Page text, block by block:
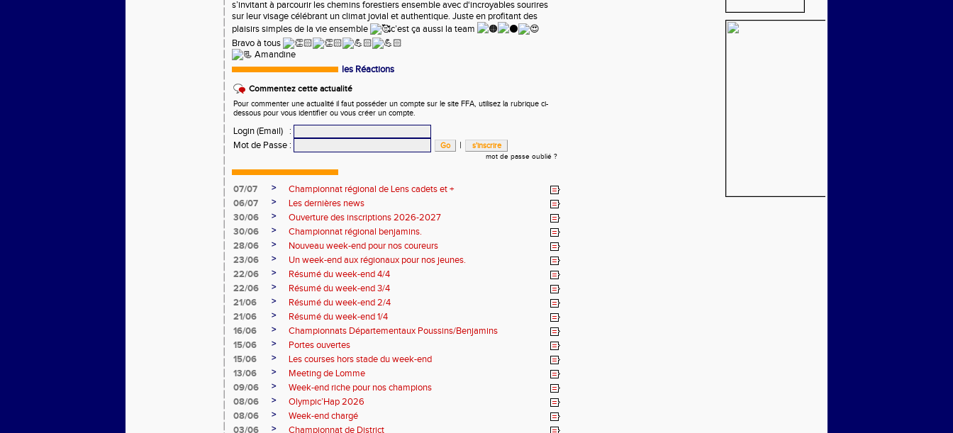
s’invitant à parcourir les chemins forestiers ensemble avec d‘incroyables sourires
sur leur visage célébrant un climat jovial et authentique. Juste en profitant des
plaisirs simples de la vie ensemble
c’est ça aussi la team
Bravo à tous
Amandine
les Réactions
Commentez cette actualité
Pour commenter une actualité il faut posséder un compte sur le site FFA, utilisez la rubrique ci-
dessous pour vous identifier ou vous créer un compte.
Login (Email)
:
Mot de Passe : |
mot de passe oublié ?
07/07 >
Championnat régional de Lens cadets et +
06/07
>
Les dernières news
30/06
>
Ouverture des inscriptions 2026-2027
30/06
>
Championnat régional benjamins.
28/06
>
Nouveau week-end pour nos coureurs
23/06
>
Un week-end aux régionaux pour nos jeunes.
22/06
>
Résumé du week-end 4/4
22/06
>
Résumé du week-end 3/4
21/06
>
Résumé du week-end 2/4
21/06
>
Résumé du week-end 1/4
16/06
>
Championnats Départementaux Poussins/Benjamins
15/06
>
Portes ouvertes
15/06
>
Les courses hors stade du week-end
13/06
>
Meeting de Lomme
09/06
>
Week-end riche pour nos champions
08/06
>
Olympic’Hap 2026
08/06
>
Week-end chargé
03/06
> Championnat de District